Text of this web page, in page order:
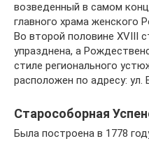
возведенный в самом
главного храма женского
Во второй половине XVIII
упразднена, а
стиле регионального
расположен по адресу: ул.
Старособорная
Была построена в 1778